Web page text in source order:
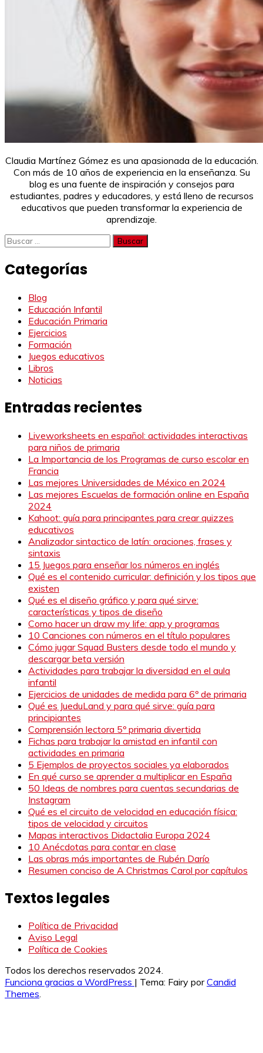
Claudia Martínez Gómez es una apasionada de la educación.
Con más de 10 años de experiencia en la enseñanza. Su
blog es una fuente de inspiración y consejos para
estudiantes, padres y educadores, y está lleno de recursos
educativos que pueden transformar la experiencia de
aprendizaje.
Buscar:
Categorías
Blog
Educación Infantil
Educación Primaria
Ejercicios
Formación
Juegos educativos
Libros
Noticias
Entradas recientes
Liveworksheets en español: actividades interactivas
para niños de primaria
La Importancia de los Programas de curso escolar en
Francia
Las mejores Universidades de México en 2024
Las mejores Escuelas de formación online en España
2024
Kahoot: guía para principantes para crear quizzes
educativos
Analizador sintactico de latín: oraciones, frases y
sintaxis
15 Juegos para enseñar los números en inglés
Qué es el contenido curricular: definición y los tipos que
existen
Qué es el diseño gráfico y para qué sirve:
características y tipos de diseño
Como hacer un draw my life: app y programas
10 Canciones con números en el título populares
Cómo jugar Squad Busters desde todo el mundo y
descargar beta versión
Actividades para trabajar la diversidad en el aula
infantil
Ejercicios de unidades de medida para 6º de primaria
Qué es JueduLand y para qué sirve: guía para
principiantes
Comprensión lectora 5º primaria divertida
Fichas para trabajar la amistad en infantil con
actividades en primaria
5 Ejemplos de proyectos sociales ya elaborados
En qué curso se aprender a multiplicar en España
50 Ideas de nombres para cuentas secundarias de
Instagram
Qué es el circuito de velocidad en educación física:
tipos de velocidad y circuitos
Mapas interactivos Didactalia Europa 2024
10 Anécdotas para contar en clase
Las obras más importantes de Rubén Darío
Resumen conciso de A Christmas Carol por capítulos
Textos legales
Política de Privacidad
Aviso Legal
Política de Cookies
Todos los derechos reservados 2024.
Funciona gracias a WordPress | Tema: Fairy porCandid
Themes.